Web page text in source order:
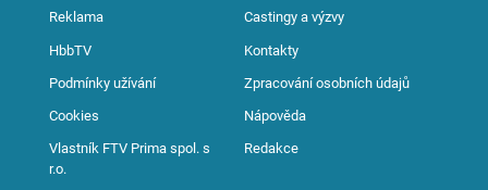
Reklama Castingy a výzvy
HbbTV Kontakty
Podmínky užívání Zpracování osobních údajů
Cookies Nápověda
Vlastník FTV Prima spol. s
r.o.
Redakce